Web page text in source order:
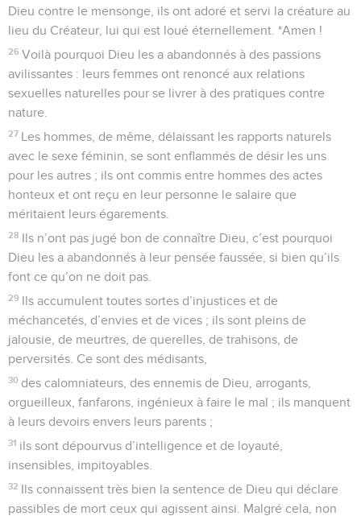
Dieu contre le mensonge, ils ont adoré et servi la créature au
lieu du Créateur, lui qui est loué éternellement. *Amen !
26 Voilà pourquoi Dieu les a abandonnés à des passions
avilissantes : leurs femmes ont renoncé aux relations
sexuelles naturelles pour se livrer à des pratiques contre
nature.
27 Les hommes, de même, délaissant les rapports naturels
avec le sexe féminin, se sont enflammés de désir les uns
pour les autres ; ils ont commis entre hommes des actes
honteux et ont reçu en leur personne le salaire que
méritaient leurs égarements.
28 Ils n’ont pas jugé bon de connaître Dieu, c’est pourquoi
Dieu les a abandonnés à leur pensée faussée, si bien qu’ils
font ce qu’on ne doit pas.
29 Ils accumulent toutes sortes d’injustices et de
méchancetés, d’envies et de vices ; ils sont pleins de
jalousie, de meurtres, de querelles, de trahisons, de
perversités. Ce sont des médisants,
30 des calomniateurs, des ennemis de Dieu, arrogants,
orgueilleux, fanfarons, ingénieux à faire le mal ; ils manquent
à leurs devoirs envers leurs parents ;
31 ils sont dépourvus d’intelligence et de loyauté,
insensibles, impitoyables.
32 Ils connaissent très bien la sentence de Dieu qui déclare
passibles de mort ceux qui agissent ainsi. Malgré cela, non